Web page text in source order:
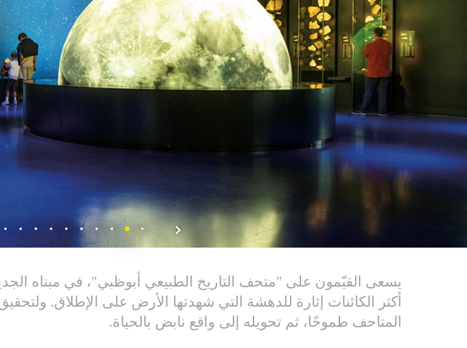
يسعى القيّمون على "متحف التاريخ الطبيعي أبوظبي"، في مبناه
أكثر الكائنات إثارة للدهشة التي شهدتها الأرض على الإطلاق.
المتاحف طموحًا، ثم تحويله إلى واقع نابض بالحياة.